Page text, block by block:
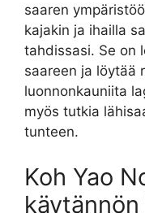
saaren
kajakin ja ihailla
tahdissasi. Se on
saareen ja löytää
luonnonkauniita
myös tutkia
tunteen.
Koh Yao